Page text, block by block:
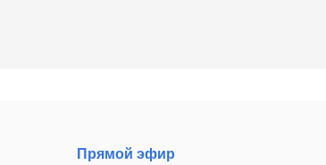
Прямой эфир